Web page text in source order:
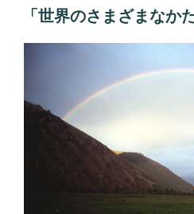
「世界のさまざまなか